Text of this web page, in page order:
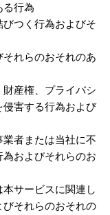
る行為
つく行為およびそ
れらのおそれのあ
産権、プライバシ
害する行為および
者または当社に不
およびそれらのお
サービスに関連し
それらのおそれの